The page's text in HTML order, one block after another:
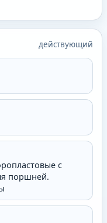
действующий
с
поршней.